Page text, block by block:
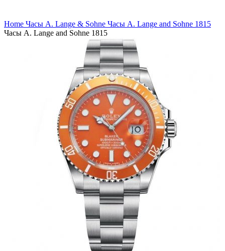
Home Часы A. Lange & Sohne Часы A. Lange and Sohne 1815
Часы A. Lange and Sohne 1815